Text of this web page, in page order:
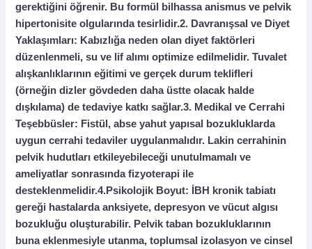
gerektiğini öğrenir. Bu formül bilhassa anismus ve pelvik
hipertonisite olgularında tesirlidir.2. Davranışsal ve Diyet
Yaklaşımları: Kabızlığa neden olan diyet faktörleri
düzenlenmeli, su ve lif alımı optimize edilmelidir. Tuvalet
alışkanlıklarının eğitimi ve gerçek durum teklifleri
(örneğin dizler gövdeden daha üstte olacak halde
dışkılama) de tedaviye katkı sağlar.3. Medikal ve Cerrahi
Teşebbüsler: Fistül, abse yahut yapısal bozukluklarda
uygun cerrahi tedaviler uygulanmalıdır. Lakin cerrahinin
pelvik hudutları etkileyebileceği unutulmamalı ve
ameliyatlar sonrasında fizyoterapi ile
desteklenmelidir.4.Psikolojik Boyut: İBH kronik tabiatı
gereği hastalarda anksiyete, depresyon ve vücut algısı
bozukluğu oluşturabilir. Pelvik taban bozukluklarının
buna eklenmesiyle utanma, toplumsal izolasyon ve cinsel